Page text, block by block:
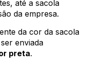
até a sacola
da empresa.
da cor da sacola
enviada
preta.